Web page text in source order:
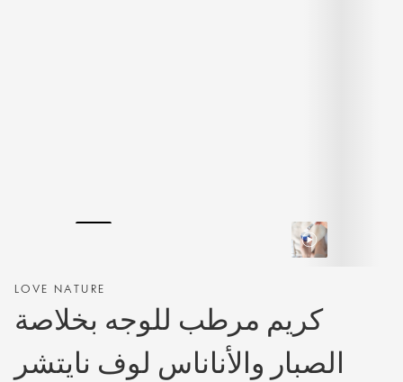
LOVE NATURE
كريم مرطب للوجه بخلاصة
الصبار والأناناس لوف نايتشر